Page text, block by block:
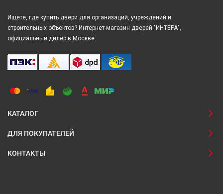
Ищете, где купить двери для организаций, учреждений и
строительных объектов? Интернет-магазин дверей "ИНТЕРА",
официальный дилер в Москве.
КАТАЛОГ
ДЛЯ ПОКУПАТЕЛЕЙ
КОНТАКТЫ